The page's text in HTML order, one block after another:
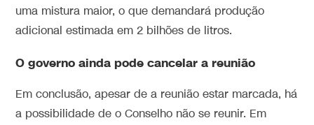
uma mistura maior, o que demandará produção
adicional estimada em 2 bilhões de litros.
O governo ainda pode cancelar a reunião
Em conclusão, apesar de a reunião estar marcada, há
a possibilidade de o Conselho não se reunir. Em